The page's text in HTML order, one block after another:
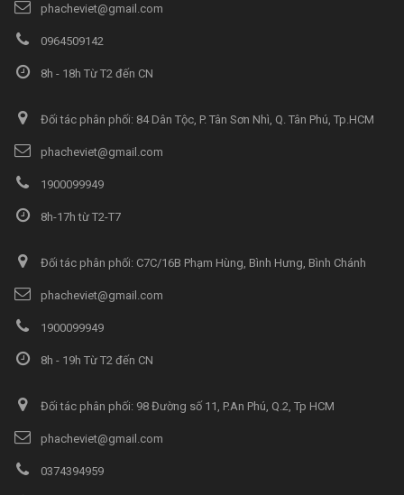
phacheviet@gmail.com
0964509142
8h - 18h Từ T2 đến CN
Đối tác phân phối: 84 Dân Tộc, P. Tân Sơn Nhì, Q. Tân Phú, Tp.HCM
phacheviet@gmail.com
1900099949
8h-17h từ T2-T7
Đối tác phân phối: C7C/16B Phạm Hùng, Bình Hưng, Bình Chánh
phacheviet@gmail.com
1900099949
8h - 19h Từ T2 đến CN
Đối tác phân phối: 98 Đường số 11, P.An Phú, Q.2, Tp HCM
phacheviet@gmail.com
0374394959